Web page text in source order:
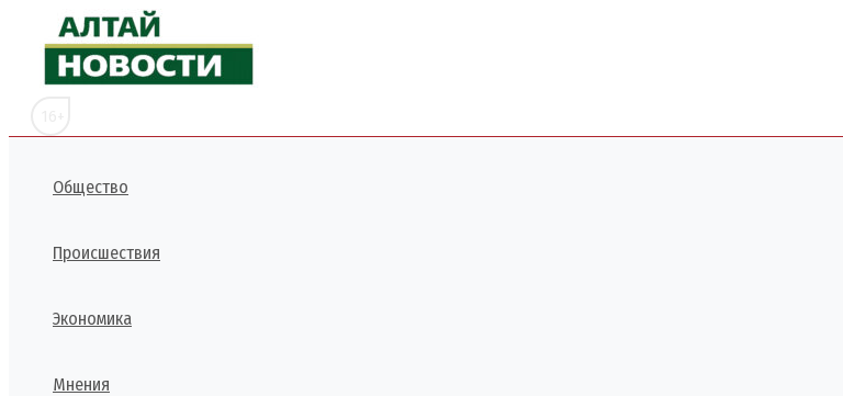
Перейти
содержимому
Общество
Происшествия
Экономика
Мнения